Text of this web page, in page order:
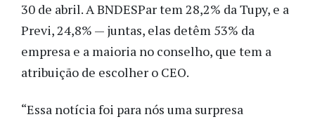
30 de abril. A BNDESPar tem 28,2% da Tupy, e a
Previ, 24,8% — juntas, elas detêm 53% da
empresa e a maioria no conselho, que tem a
atribuição de escolher o CEO.
“Essa notícia foi para nós uma surpresa